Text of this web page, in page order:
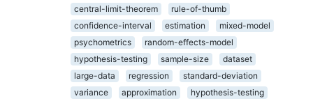
central-limit-theorem
rule-of-thumb
confidence-interval
estimation
mixed-model
psychometrics
random-effects-model
hypothesis-testing
sample-size
dataset
large-data
regression
standard-deviation
variance
approximation
hypothesis-testing